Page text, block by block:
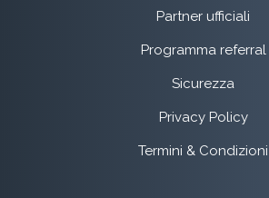
Partner ufficiali
Programma referral
Sicurezza
Privacy Policy
Termini & Condizioni